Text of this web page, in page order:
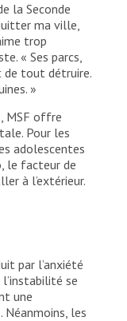
la Seconde
ma ville,
trop
« Ses parcs,
de tout détruire.
»
MSF offre
Pour les
adolescentes
le facteur de
à l’extérieur.
par l’anxiété
se
une
les